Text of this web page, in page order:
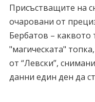
Присъстващите на
очаровани от
Бербатов – каквото
"магическата"
от “Левски”,
данни един ден да